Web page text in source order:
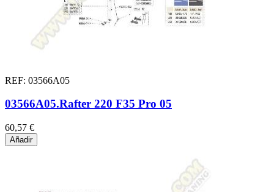
REF: 03566A05
03566A05.Rafter 220 F35 Pro 05
60,57 €
Añadir